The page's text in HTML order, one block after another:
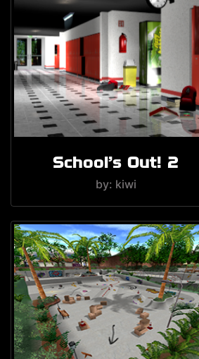
School's Out! 2
by: kiwi